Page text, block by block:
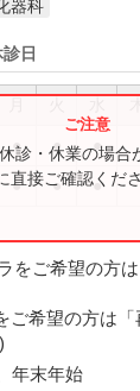
器科
日
● ● ●
● ● ●
診・休業の場合
直接ご確認くださ
をご希望の方
ご希望の方は
)
年末年始